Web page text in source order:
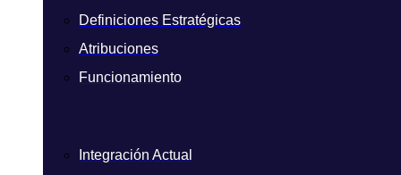
Definiciones Estratégicas
Atribuciones
Funcionamiento
Integración Actual